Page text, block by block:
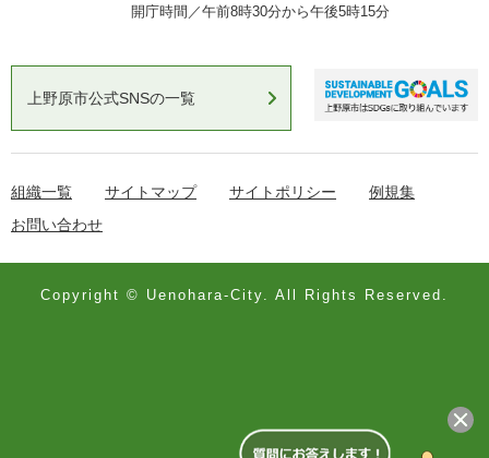
開庁時間／午前8時30分から午後5時15分
上野原市公式SNSの一覧
組織一覧 サイトマップ サイトポリシー
例規集
お問い合わせ
Copyright © Uenohara-City. All Rights Reserved.